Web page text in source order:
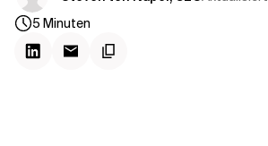
5 Minuten